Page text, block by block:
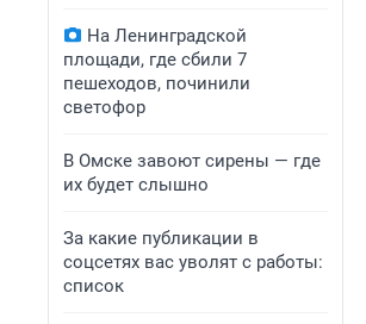
На Ленинградской
площади, где сбили 7
пешеходов, починили
светофор
В Омске завоют сирены — где
их будет слышно
За какие публикации в
соцсетях вас уволят с работы:
список